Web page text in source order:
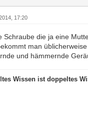
17:20
Schraube die ja eine
man
und hämmernde
Wissen ist doppeltes